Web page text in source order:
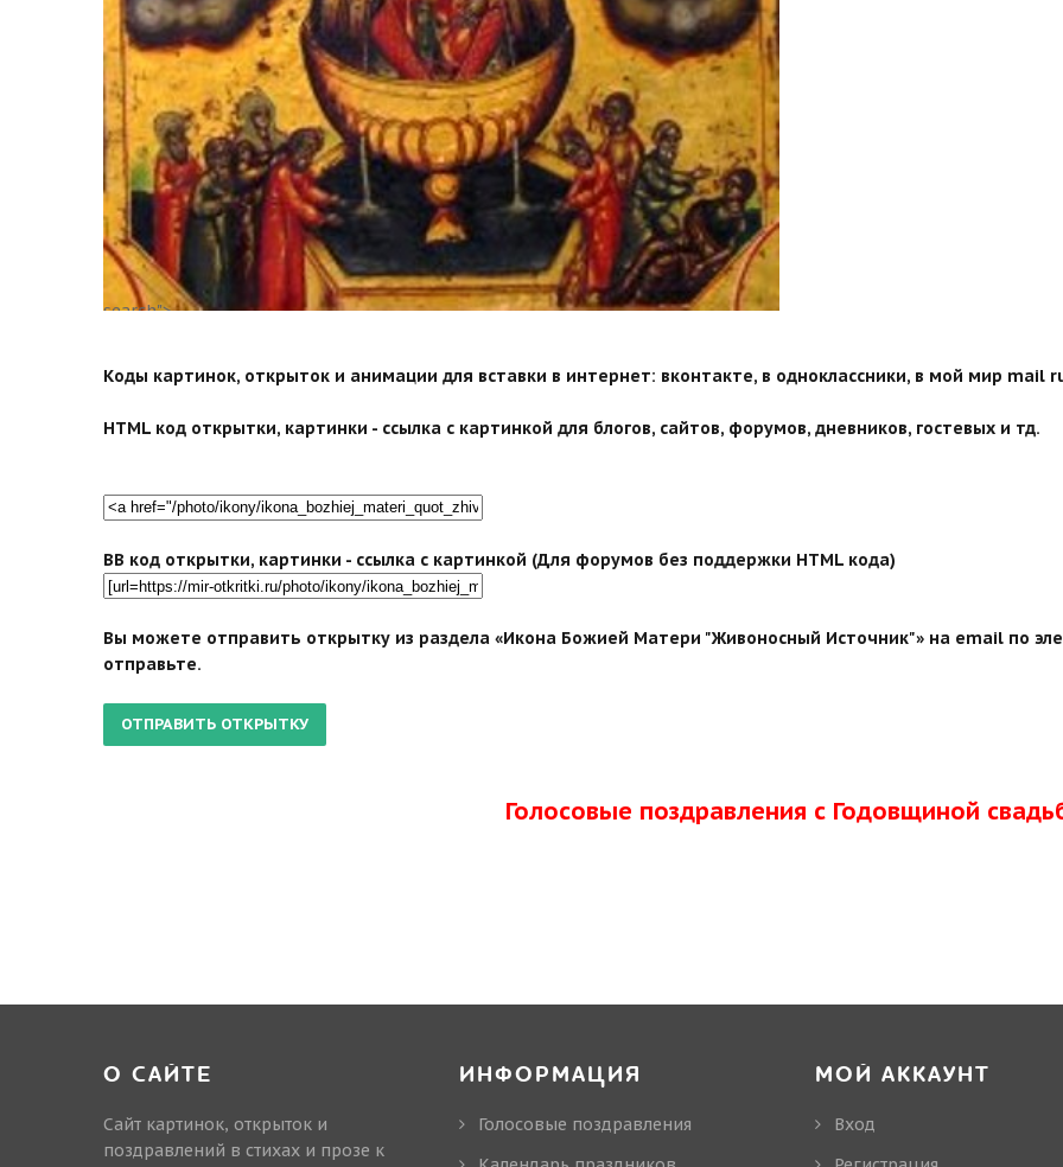
search">
Коды картинок, открыток и анимации для вставки в интернет: вконтакте, в одноклассники, в мой мир mail
HTML код открытки, картинки - ссылка с картинкой для блогов, сайтов, форумов, дневников, гостевых и тд.
BB код открытки, картинки - ссылка с картинкой (Для форумов без поддержки HTML кода)
Вы можете отправить открытку из раздела «Икона Божией Матери "Живоносный Источник"» на email по
отправьте.
Голосовые поздравления с Годовщиной
О САЙТЕ
Сайт картинок, открыток и
поздравлений в стихах и прозе к
ИНФОРМАЦИЯ
Голосовые поздравления
МОЙ АККАУНТ
Вход